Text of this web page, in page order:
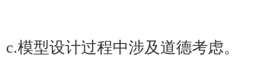
c.模型设计过程中涉及道德考虑。